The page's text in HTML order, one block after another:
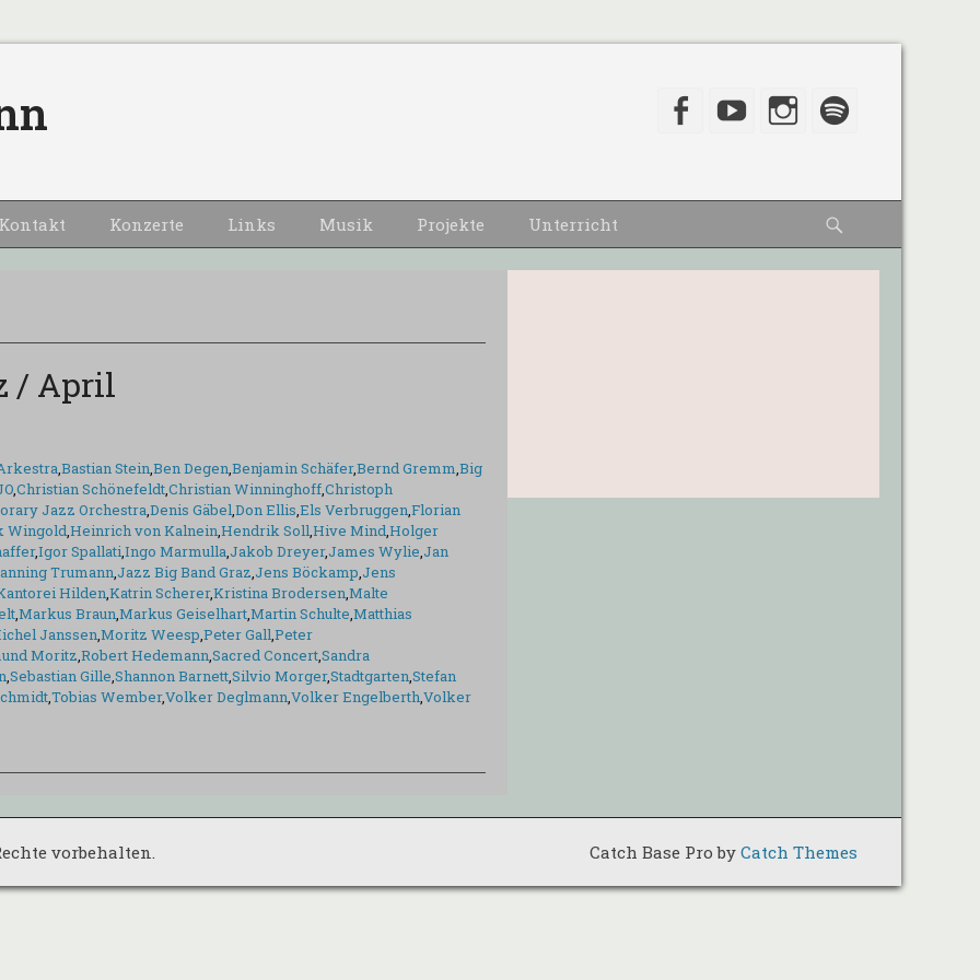
Facebook
YouTubeInstagram
Kontakt Konzerte Links Musik Projekte Unterricht
/ April
,Bastian Stein,Ben Degen,Benjamin Schäfer,Bernd Gremm,Big
,Christian Schönefeldt,Christian Winninghoff,Christoph
Jazz Orchestra,Denis Gäbel,Don Ellis,Els Verbruggen,Florian
Wingold,Heinrich von Kalnein,Hendrik Soll,Hive Mind,Holger
,Igor Spallati,Ingo Marmulla,Jakob Dreyer,James Wylie,Jan
Trumann,Jazz Big Band Graz,Jens Böckamp,Jens
Hilden,Katrin Scherer,Kristina Brodersen,Malte
,Markus Braun,Markus Geiselhart,Martin Schulte,Matthias
Janssen,Moritz Weesp,Peter Gall,Peter
Moritz,Robert Hedemann,Sacred Concert,Sandra
,Sebastian Gille,Shannon Barnett,Silvio Morger,Stadtgarten,Stefan
,Tobias Wember,Volker Deglmann,Volker Engelberth,Volker
vorbehalten. Catch Base Pro by Catch Themes